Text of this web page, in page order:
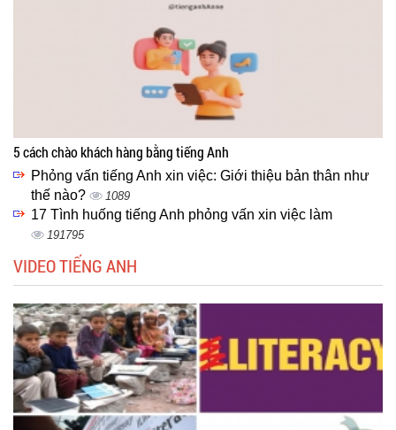
5 cách chào khách hàng bằng tiếng Anh
Phỏng vấn tiếng Anh xin việc: Giới thiệu bản thân như
thế nào?
1089
17 Tình huống tiếng Anh phỏng vấn xin việc làm
191795
VIDEO TIẾNG ANH